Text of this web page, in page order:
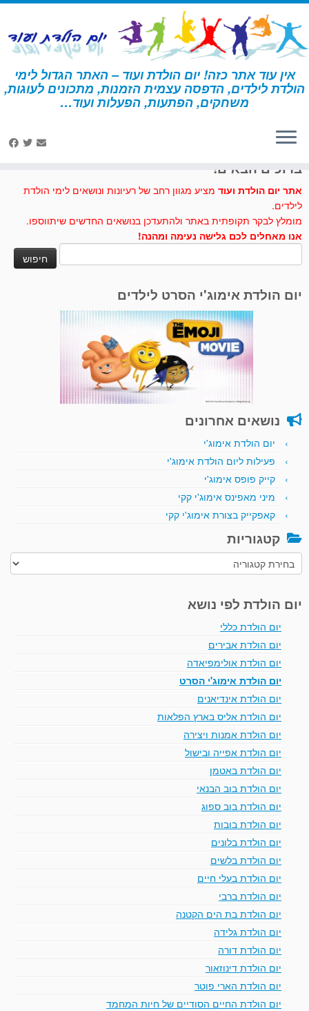
דלג
לתוכן
אין עוד אתר כזה! יום הולדת ועוד – האתר הגדול לימי
הולדת לילדים, הדפסה עצמית הזמנות, מתכונים לעוגות,
משחקים, הפתעות, הפעלות ועוד… דף הבית » טיפים להצלחת המסיבה » כללי בטיחות במסיבה
ברוכים הבאים!
אתר יום הולדת ועוד מציע מגוון רחב של רעיונות ונושאים לימי הולדת
לילדים.
מומלץ לבקר תקופתית באתר ולהתעדכן בנושאים החדשים שיתווספו.
אנו מאחלים לכם גלישה נעימה ומהנה!
יום הולדת אימוג'י הסרט לילדים
נושאים אחרונים
יום הולדת אימוג'י
פעילות ליום הולדת אימוג'י
קייק פופס אימוג'י
מיני מאפינס אימוג'י קקי
קאפקייק בצורת אימוג'י קקי
קטגוריות
קטגוריות
יום הולדת לפי נושא
יום הולדת כללי
יום הולדת אבירים
יום הולדת אולימפיאדה
יום הולדת אימוג'י הסרט
יום הולדת אינדיאנים
יום הולדת אליס בארץ הפלאות
יום הולדת אמנות ויצירה
יום הולדת אפייה ובישול
יום הולדת באטמן
יום הולדת בוב הבנאי
יום הולדת בוב ספוג
יום הולדת בובות
יום הולדת בלונים
יום הולדת בלשים
יום הולדת בעלי חיים
יום הולדת ברבי
יום הולדת בת הים הקטנה
יום הולדת גלידה
יום הולדת דורה
יום הולדת דינוזאור
יום הולדת הארי פוטר
יום הולדת החיים הסודיים של חיות המחמד